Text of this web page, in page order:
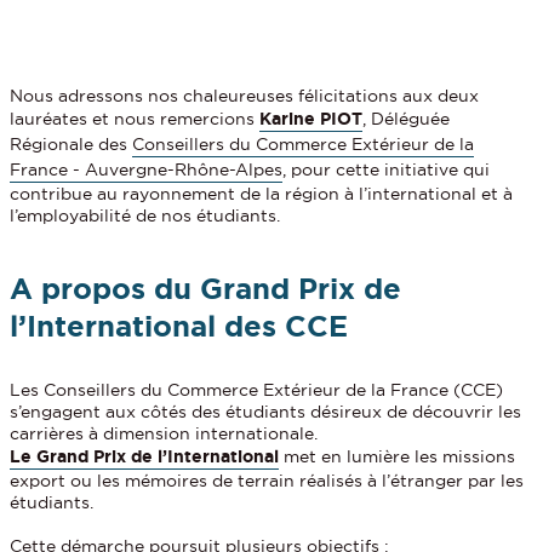
Nous adressons nos chaleureuses félicitations aux deux
lauréates et nous remercions Karine PIOT, Déléguée
Régionale des Conseillers du Commerce Extérieur de la
France - Auvergne-Rhône-Alpes, pour cette initiative qui
contribue au rayonnement de la région à l’international et à
l’employabilité de nos étudiants.
A propos du Grand Prix de
l’International des CCE
Les Conseillers du Commerce Extérieur de la France (CCE)
s’engagent aux côtés des étudiants désireux de découvrir les
carrières à dimension internationale.
Le Grand Prix de l’International met en lumière les missions
export ou les mémoires de terrain réalisés à l’étranger par les
étudiants.
Cette démarche poursuit plusieurs objectifs :